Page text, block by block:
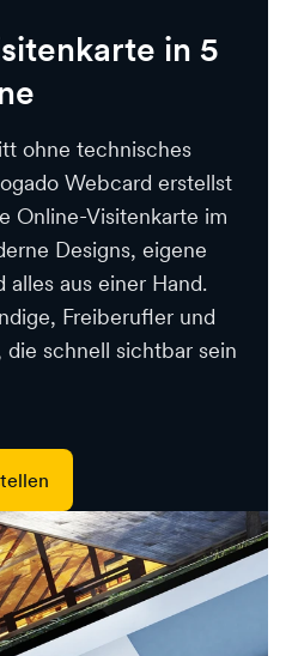
in 5
ohne technisches
Webcard erstellst
Online-Visitenkarte im
Designs, eigene
alles aus einer Hand.
Freiberufler und
schnell sichtbar sein